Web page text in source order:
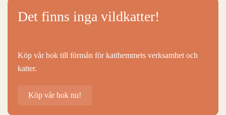
Det finns inga vildkatter!
Köp vår bok till förmån för katthemmets verksamhet och
katter.
Köp vår bok nu!